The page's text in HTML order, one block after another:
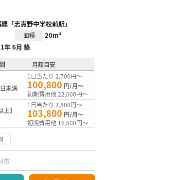
「志貴野中学校前駅」
面積 20m²
年 6月 築
月額目安
未満
1日当たり 2,700円～
100,800 円/月～
初期費用他 22,000円～
】
1日当たり 2,800円～
103,800 円/月～
初期費用他 16,500円～
市